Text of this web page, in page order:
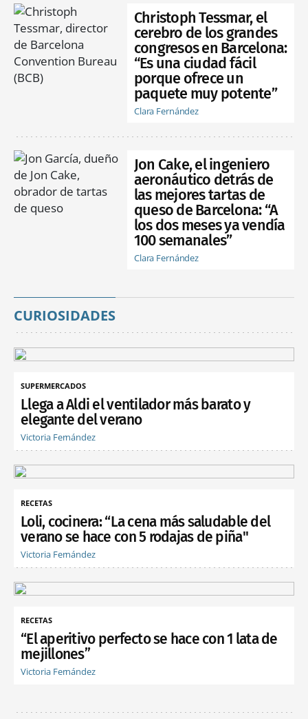
Christoph Tessmar, el
cerebro de los grandes
congresos en Barcelona:
“Es una ciudad fácil
porque ofrece un
paquete muy potente”
Clara Fernández
Jon Cake, el ingeniero
aeronáutico detrás de
las mejores tartas de
queso de Barcelona: “A
los dos meses ya vendía
100 semanales”
Clara Fernández
CURIOSIDADES
SUPERMERCADOS
Llega a Aldi el ventilador más barato y
elegante del verano
Victoria Fernández
RECETAS
Loli, cocinera: “La cena más saludable del
verano se hace con 5 rodajas de piña"
Victoria Fernández
RECETAS
“El aperitivo perfecto se hace con 1 lata de
mejillones”
Victoria Fernández